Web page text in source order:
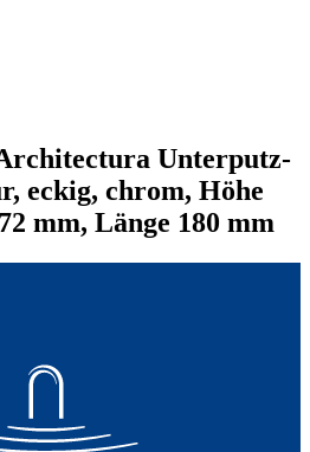
Unterputz-
eckig, chrom, Höhe
mm, Länge 180 mm